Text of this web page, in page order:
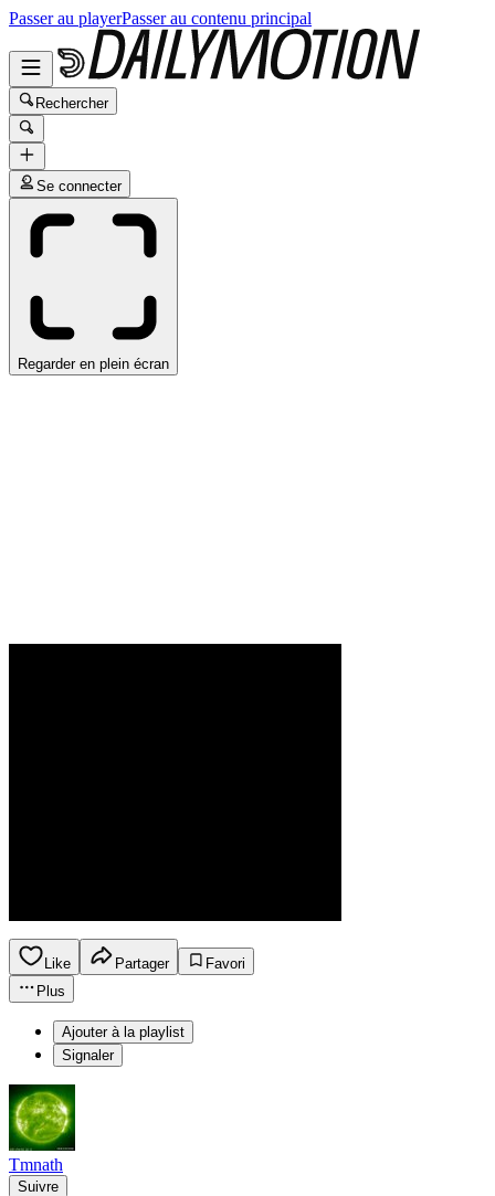
Passer au playerPasser au contenu principal
Rechercher
Se connecter
Regarder en plein écran
Like Partager
Favori
Plus
Ajouter à la playlist
Signaler
Tmnath
Suivre